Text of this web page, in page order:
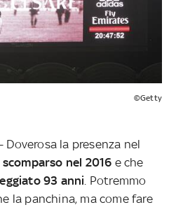
©Getty
- Doverosa la presenza nel
scomparso nel 2016 e che
93 anni . Potremmo
la panchina, ma come fare